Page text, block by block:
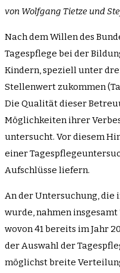
von Wolfgang Tietze und
Nach dem Willen des
Tagespflege bei der
Kindern, speziell unter
Stellenwert zukommen
Die Qualität dieser
Möglichkeiten ihrer
untersucht. Vor diesem
einer
Aufschlüsse liefern.
An der Untersuchung, die
wurde, nahmen
wovon 41 bereits im Jahr
der Auswahl der
möglichst breite